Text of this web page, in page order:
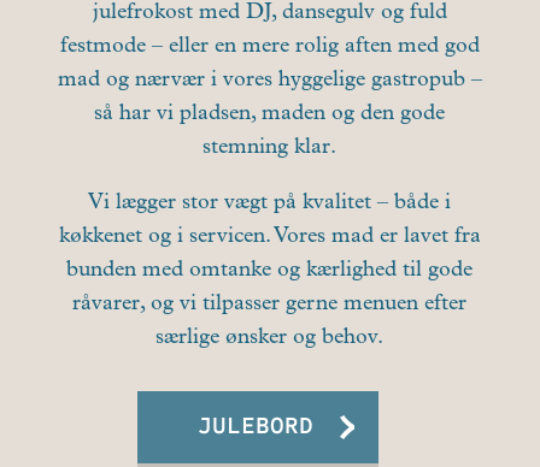
julefrokost med DJ, dansegulv og fuld
festmode – eller en mere rolig aften med god
mad og nærvær i vores hyggelige gastropub –
så har vi pladsen, maden og den gode
stemning klar.
Vi lægger stor vægt på kvalitet – både i
køkkenet og i servicen. Vores mad er lavet fra
bunden med omtanke og kærlighed til gode
råvarer, og vi tilpasser gerne menuen efter
særlige ønsker og behov.
JULEBORD